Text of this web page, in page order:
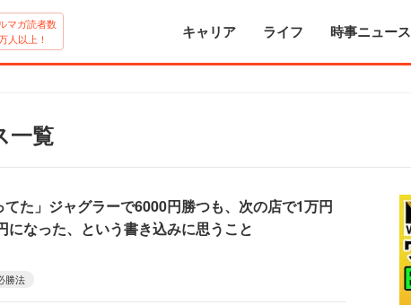
マガ読者数
人以上！
キャリア ライフ 時事ニュース
一覧
てた」ジャグラーで6000円勝つも、次の店で1万円
になった、という書き込みに思うこと
勝法